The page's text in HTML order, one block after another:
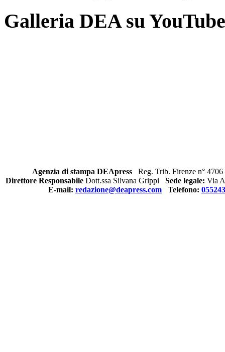
Galleria DEA su YouTube
Agenzia di stampa DEApress Reg. Trib. Firenze n° 4706
Direttore Responsabile Dott.ssa Silvana Grippi Sede legale: Via
E-mail: redazione@deapress.com Telefono: